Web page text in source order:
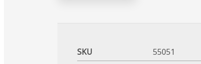
SKU
55051